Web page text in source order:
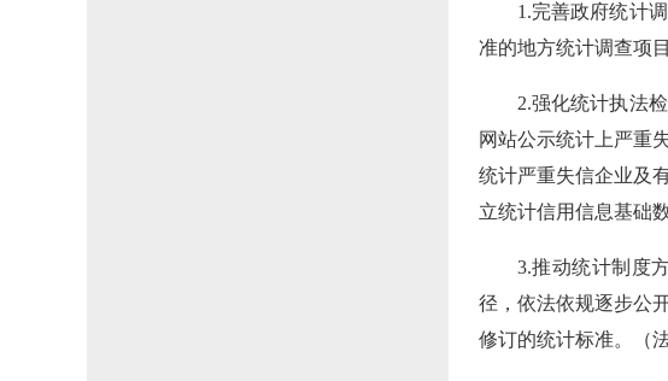
1.完善政府统计
准的地方统计调查项
2.强化统计执法
网站公示统计上严重
统计严重失信企业及
立统计信用信息基础
3.推动统计制度
径，依法依规逐步公
修订的统计标准。（